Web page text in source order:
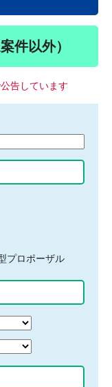
件以外）
告しています
プロポーザル